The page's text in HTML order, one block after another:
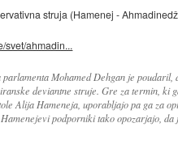
struja (Hamenej -
svet/ahmadin...
Mohamed Dehgan je poudaril,
deviantne struje. Gre za termin, ki
Alija Hameneja, uporabljajo pa ga za
podporniki tako opozarjajo,